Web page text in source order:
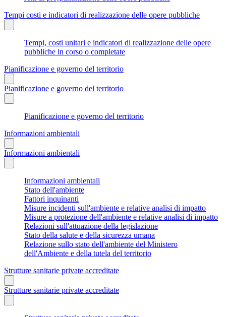
Tempi costi e indicatori di realizzazione delle opere pubbliche
Tempi, costi unitari e indicatori di realizzazione delle opere
pubbliche in corso o completate
Pianificazione e governo del territorio
Pianificazione e governo del territorio
Pianificazione e governo del territorio
Informazioni ambientali
Informazioni ambientali
Informazioni ambientali
Stato dell'ambiente
Fattori inquinanti
Misure incidenti sull'ambiente e relative analisi di impatto
Misure a protezione dell'ambiente e relative analisi di impatto
Relazioni sull'attuazione della legislazione
Stato della salute e della sicurezza umana
Relazione sullo stato dell'ambiente del Ministero
dell'Ambiente e della tutela del territorio
Strutture sanitarie private accreditate
Strutture sanitarie private accreditate